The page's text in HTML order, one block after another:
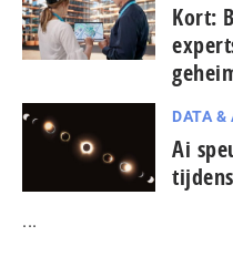
Kort:
DATA &
Ai
...